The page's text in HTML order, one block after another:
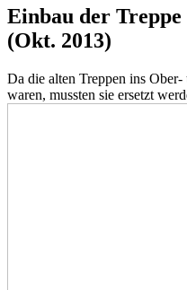
Einbau der
(Okt. 2013)
Da die alten Treppen ins Ober-
waren, mussten sie ersetzt